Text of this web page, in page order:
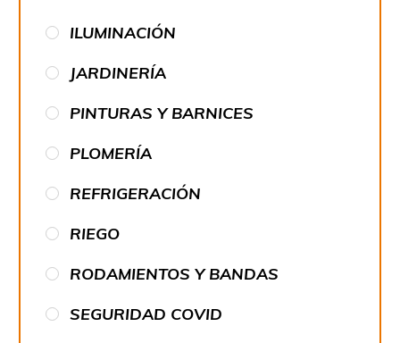
ILUMINACIÓN
JARDINERÍA
PINTURAS Y BARNICES
PLOMERÍA
REFRIGERACIÓN
RIEGO
RODAMIENTOS Y BANDAS
SEGURIDAD COVID